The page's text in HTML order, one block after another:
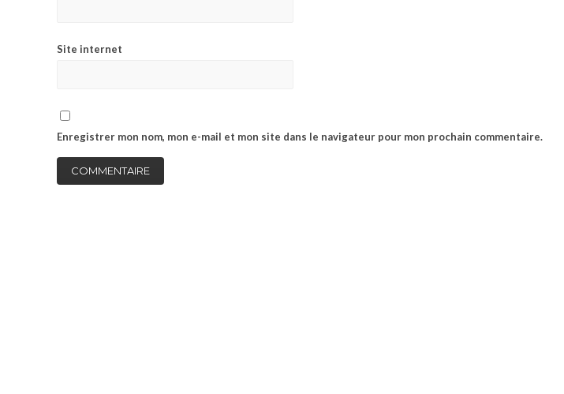
Site internet
Enregistrer mon nom, mon e-mail et mon site dans le navigateur pour mon prochain commentaire.